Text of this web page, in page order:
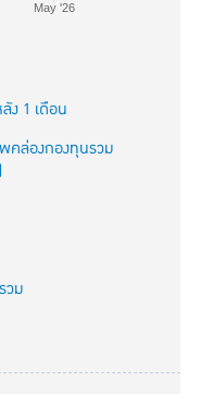
May '26
ง 1 เดือน
คล่องกองทุนรวม
วม